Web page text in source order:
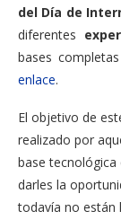
del Día de
diferentes
bases
enlace.
El objetivo de
realizado por
base tecnológica
darles la
todavía no están